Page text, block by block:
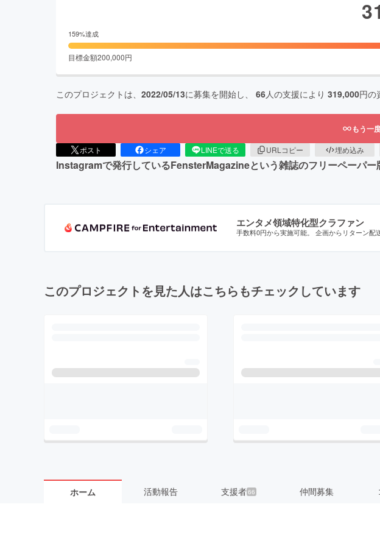
159%達成
目標金額200,000円
このプロジェクトは、 2022/05/13に募集を開始し、 66人の支援により 319,000円の
もう一
ポスト シェア LINEで送る URLコピー 埋め込み
Instagramで発行しているFensterMagazineという雑誌のフリーペーパ
エンタメ領域特化型クラファン
手数料0円から実施可能。 企画からリターン配
このプロジェクトを見た人はこちらもチェックしています
ホーム 活動報告 支援者66 仲間募集